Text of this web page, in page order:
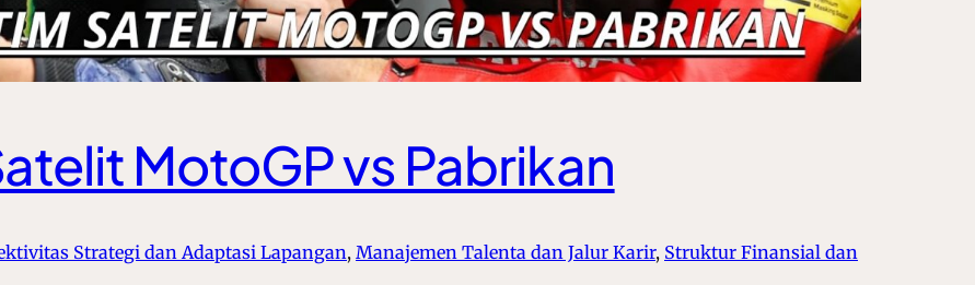
MotoGP vs Pabrikan
Strategi dan Adaptasi Lapangan, Manajemen Talenta dan Jalur Karir, Struktur Finansial dan